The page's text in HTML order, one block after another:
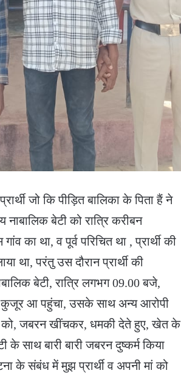
जो कि पीड़ित बालिका के पिता हैं ने
नाबालिक बेटी को रात्रि करीबन
का था, व पूर्व परिचित था , प्रार्थी की
था, परंतु उस दौरान प्रार्थी की
बेटी, रात्रि लगभग 09.00 बजे,
कुजूर आ पहुंचा, उसके साथ अन्य आरोपी
को, जबरन खींचकर, धमकी देते हुए, खेत के
के साथ बारी बारी जबरन दुष्कर्म किया
के संबंध में मुझ प्रार्थी व अपनी मां को